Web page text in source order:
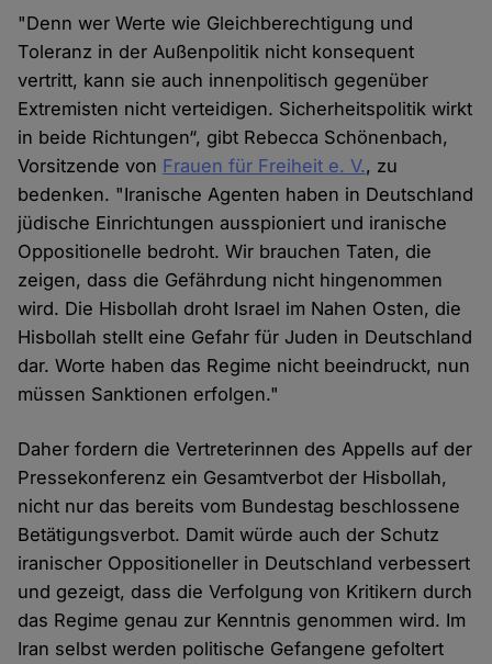
"Denn wer Werte wie Gleichberechtigung und
Toleranz in der Außenpolitik nicht konsequent
vertritt, kann sie auch innenpolitisch gegenüber
Extremisten nicht verteidigen. Sicherheitspolitik wirkt
in beide Richtungen“, gibt Rebecca Schönenbach,
Vorsitzende von Frauen für Freiheit e. V., zu
bedenken. "Iranische Agenten haben in Deutschland
jüdische Einrichtungen ausspioniert und iranische
Oppositionelle bedroht. Wir brauchen Taten, die
zeigen, dass die Gefährdung nicht hingenommen
wird. Die Hisbollah droht Israel im Nahen Osten, die
Hisbollah stellt eine Gefahr für Juden in Deutschland
dar. Worte haben das Regime nicht beeindruckt, nun
müssen Sanktionen erfolgen."
Daher fordern die Vertreterinnen des Appells auf der
Pressekonferenz ein Gesamtverbot der Hisbollah,
nicht nur das bereits vom Bundestag beschlossene
Betätigungsverbot. Damit würde auch der Schutz
iranischer Oppositioneller in Deutschland verbessert
und gezeigt, dass die Verfolgung von Kritikern durch
das Regime genau zur Kenntnis genommen wird. Im
Iran selbst werden politische Gefangene gefoltert